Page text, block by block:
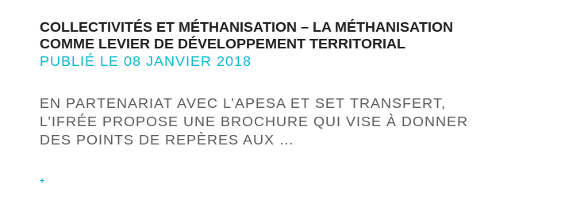
COLLECTIVITÉS ET MÉTHANISATION – LA MÉTHANISATION
COMME LEVIER DE DÉVELOPPEMENT TERRITORIAL
PUBLIÉ LE 08 JANVIER 2018
EN PARTENARIAT AVEC L’APESA ET SET TRANSFERT,
L’IFRÉE PROPOSE UNE BROCHURE QUI VISE À DONNER
DES POINTS DE REPÈRES AUX …
+